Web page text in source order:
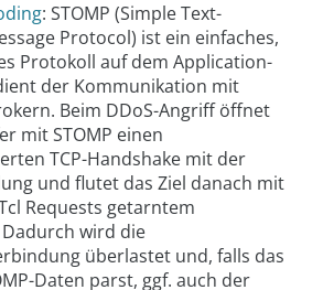
: STOMP (Simple Text-
Protocol) ist ein einfaches,
Protokoll auf dem Application-
der Kommunikation mit
Beim DDoS-Angriff öffnet
mit STOMP einen
TCP-Handshake mit der
und flutet das Ziel danach mit
Requests getarntem
wird die
überlastet und, falls das
Daten parst, ggf. auch der